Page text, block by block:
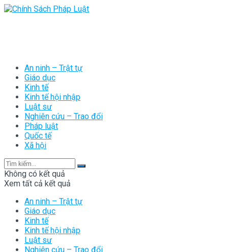
An ninh – Trật tự
Giáo dục
Kinh tế
Kinh tế hội nhập
Luật sư
Nghiên cứu – Trao đổi
Pháp luật
Quốc tế
Xã hội
Không có kết quả
Xem tất cả kết quả
An ninh – Trật tự
Giáo dục
Kinh tế
Kinh tế hội nhập
Luật sư
Nghiên cứu – Trao đổi